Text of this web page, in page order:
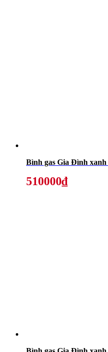
Bình gas Gia Đình
510000₫